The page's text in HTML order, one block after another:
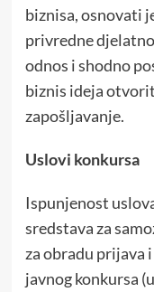
biznisa, osnovati
privredne
odnos i shodno
biznis ideja
zapošljavanje.
Uslovi konkursa
Ispunjenost
sredstava za
za obradu prijava
javnog konkursa